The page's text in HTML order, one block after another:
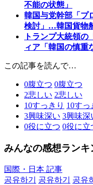
不能の状態」
韓国与党幹部「プ
検討」…韓国貨物
トランプ大統領
ィア「韓国の慎重
この記事を読んで…
0腹立つ 0腹立つ
2悲しい 2悲しい
10すっきり 10すっ
3興味深い 3興味深
0役に立つ 0役に立
みんなの感想ランキ
国際・日本 記事
공유하기
공유하기 공유